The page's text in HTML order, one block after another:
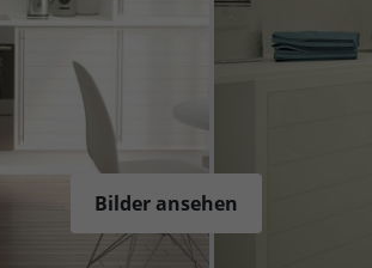
Bilder ansehen